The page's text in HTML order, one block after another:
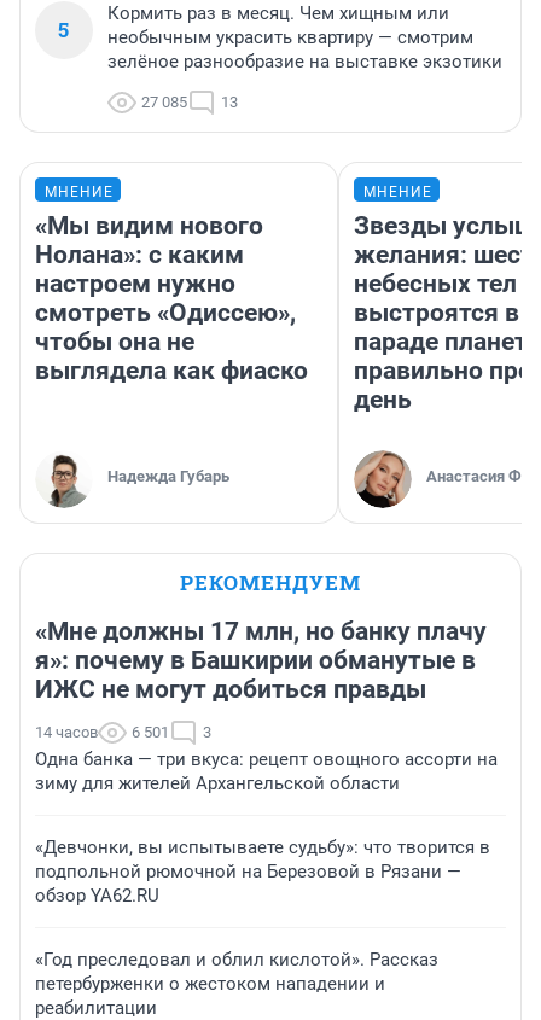
5
Кормить раз в месяц. Чем хищным или
необычным украсить квартиру — смотрим
зелёное разнообразие на выставке экзотики
27 085 13
МНЕНИЕ
«Мы видим нового
Нолана»: с каким
настроем нужно
смотреть «Одиссею»,
чтобы она не
выглядела как фиаско
Надежда Губарь
МНЕНИЕ
Звезды
желания:
небесных тел
выстроятся в
параде планет
правильно
день
Анастасия
РЕКОМЕНДУЕМ
«Мне должны 17 млн, но банку плачу
я»: почему в Башкирии обманутые в
ИЖС не могут добиться правды
14 часов 6 501 3
Одна банка — три вкуса: рецепт овощного ассорти на
зиму для жителей Архангельской области
«Девчонки, вы испытываете судьбу»: что творится в
подпольной рюмочной на Березовой в Рязани —
обзор YA62.RU
«Год преследовал и облил кислотой». Рассказ
петербурженки о жестоком нападении и
реабилитации